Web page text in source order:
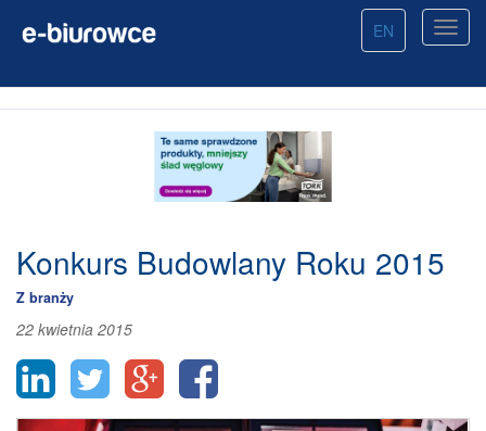
EN
Konkurs Budowlany Roku 2015
Z branży
22 kwietnia 2015